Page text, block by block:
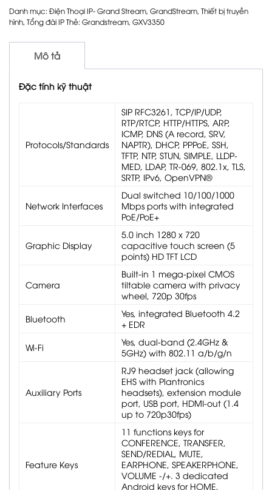
Danh mục:Điện Thoại IP- Grand Stream, GrandStream, Thiết bị truyền
hình, Tổng đài IPThẻ:Grandstream, GXV3350
Mô tả
Đặc tính kỹ thuật
Protocols/Standards
SIP RFC3261, TCP/IP/UDP,
RTP/RTCP, HTTP/HTTPS, ARP,
ICMP, DNS (A record, SRV,
NAPTR), DHCP, PPPoE, SSH,
TFTP, NTP, STUN, SIMPLE, LLDP-
MED, LDAP, TR-069, 802.1x, TLS,
SRTP, IPv6, OpenVPN®
Network Interfaces
Dual switched 10/100/1000
Mbps ports with integrated
PoE/PoE+
Graphic Display
5.0 inch 1280 x 720
capacitive touch screen (5
points) HD TFT LCD
Camera
Built-in 1 mega-pixel CMOS
tiltable camera with privacy
wheel, 720p 30fps
Bluetooth
Yes, integrated Bluetooth 4.2
+ EDR
Wi-Fi
Yes, dual-band (2.4GHz &
5GHz) with 802.11 a/b/g/n
Auxiliary Ports
RJ9 headset jack (allowing
EHS with Plantronics
headsets), extension module
port, USB port, HDMI-out (1.4
up to 720p30fps)
Feature Keys
11 functions keys for
CONFERENCE, TRANSFER,
SEND/REDIAL, MUTE,
EARPHONE, SPEAKERPHONE,
VOLUME -/+. 3 dedicated
Android keys for HOME,